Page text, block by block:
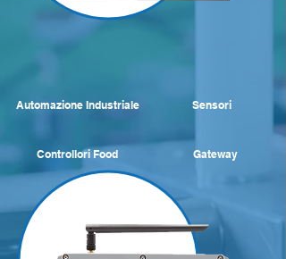
Automazione Industriale Sensori
Controllori Food Gateway